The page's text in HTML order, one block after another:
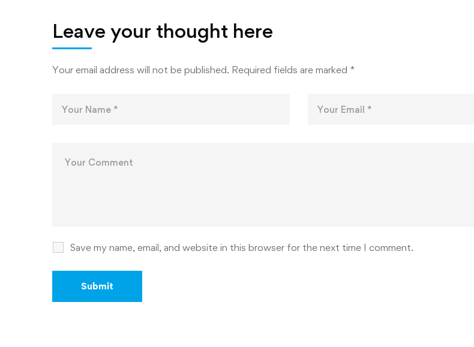
ТЕХНОЛОГИЯҲОИ
РАҚАМИИ
Leave your thought here
Your email address will not be published. Required fields are marked *
Save my name, email, and website in this browser for the next time I comment.